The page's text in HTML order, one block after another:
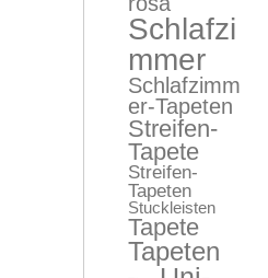
Schlafzi
mmer
Schlafzimm
er-Tapeten
Streifen-
Tapete
Streifen-
Tapeten
Stuckleisten
Tapete
Tapeten